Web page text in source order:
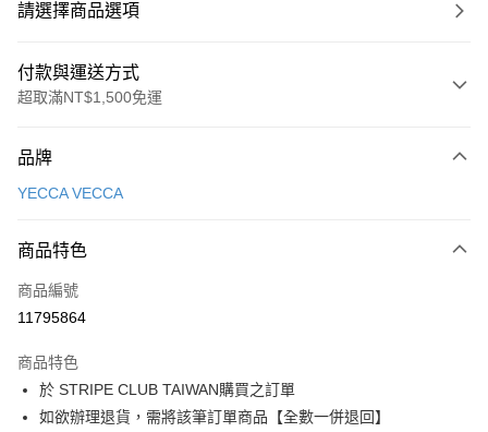
請選擇商品選項
付款與運送方式
超取滿NT$1,500免運
信用卡一次付款
3 期 0 利率 每期
合作金庫商業銀行
上海商業儲蓄銀行
臺灣中小企業銀行
匯豐（台灣）商業銀行
華泰商業銀行
聯邦商業銀行
遠東國際商業銀行
超商取貨付款
LINE Pay
Apple Pay
街口支付
品牌
YECCA VECCA
商品特色
商品編號
11795864
商品特色
於 STRIPE CLUB TAIWAN購買之訂單
如欲辦理退貨，需將該筆訂單商品【全數一併退回】